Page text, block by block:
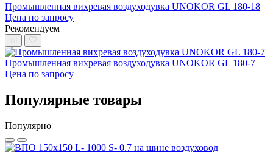
Промышленная вихревая воздуходувка UNOKOR GL 180-18
Цена по запросу
Рекомендуем
Промышленная вихревая воздуходувка UNOKOR GL 180-7
Цена по запросу
Популярные товары
Популярно